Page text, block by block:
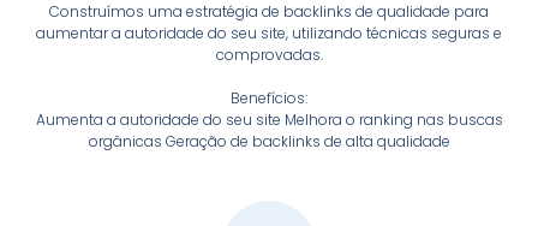
Construímos uma estratégia de backlinks de qualidade para
aumentar a autoridade do seu site, utilizando técnicas seguras e
comprovadas.
Benefícios:
Aumenta a autoridade do seu site Melhora o ranking nas buscas
orgânicas Geração de backlinks de alta qualidade